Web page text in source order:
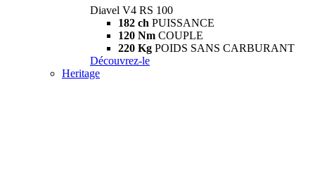
Diavel V4 RS 100
182 ch PUISSANCE
120 Nm COUPLE
220 Kg POIDS SANS CARBURANT
Découvrez-le
Heritage